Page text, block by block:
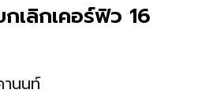
เลิกเคอร์ฟิว 16
นนท์